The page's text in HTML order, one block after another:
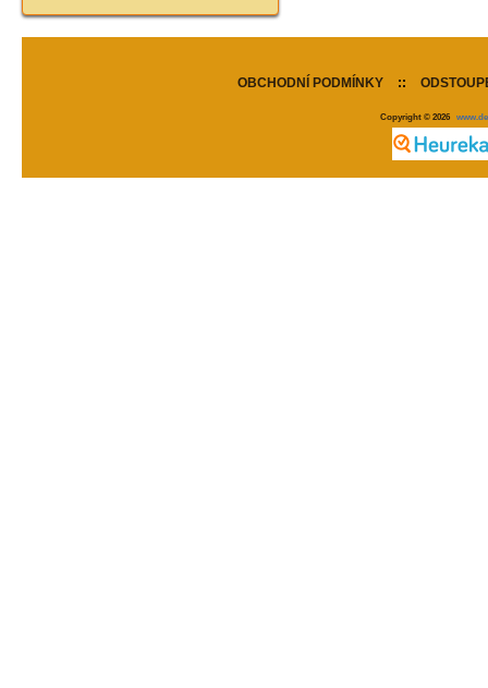
OBCHODNÍ PODMÍNKY ::
Copyright © 2026